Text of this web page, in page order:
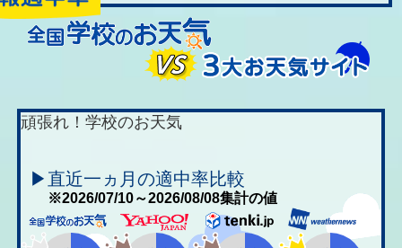
頑張れ！学校のお天気
▶直近一ヵ月の適中率比較
※2026/07/10～2026/08/08集計の値